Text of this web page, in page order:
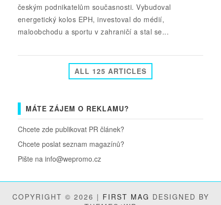
českým podnikatelům současnosti. Vybudoval
energetický kolos EPH, investoval do médií,
maloobchodu a sportu v zahraničí a stal se...
ALL 125 ARTICLES
MÁTE ZÁJEM O REKLAMU?
Chcete zde publikovat PR článek?
Chcete poslat seznam magazínů?
Pište na info@wepromo.cz
COPYRIGHT © 2026 | FIRST MAG DESIGNED BY